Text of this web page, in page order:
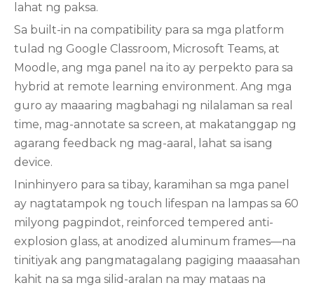
lahat ng paksa.
Sa built-in na compatibility para sa mga platform
tulad ng Google Classroom, Microsoft Teams, at
Moodle, ang mga panel na ito ay perpekto para sa
hybrid at remote learning environment. Ang mga
guro ay maaaring magbahagi ng nilalaman sa real
time, mag-annotate sa screen, at makatanggap ng
agarang feedback ng mag-aaral, lahat sa isang
device.
Ininhinyero para sa tibay, karamihan sa mga panel
ay nagtatampok ng touch lifespan na lampas sa 60
milyong pagpindot, reinforced tempered anti-
explosion glass, at anodized aluminum frames—na
tinitiyak ang pangmatagalang pagiging maaasahan
kahit na sa mga silid-aralan na may mataas na